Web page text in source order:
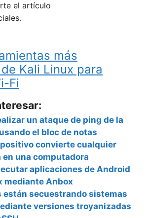
el artículo
más
Kali Linux para
Fi
un ataque de ping de la
el bloc de notas
convierte cualquier
en una computadora
aplicaciones de Android
mediante Anbox
están secuestrando sistemas
versiones troyanizadas